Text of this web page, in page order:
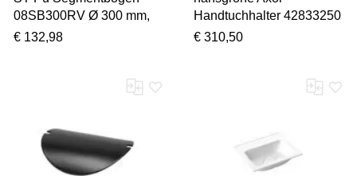
08SB300RV Ø 300 mm,
3-tlg., drehbar,
€ 132,98
Handtuchhalter 42833250
800 mm, brushed gold
€ 310,50
Ihr Feedback wird nun vor
unserem Team geprüft.